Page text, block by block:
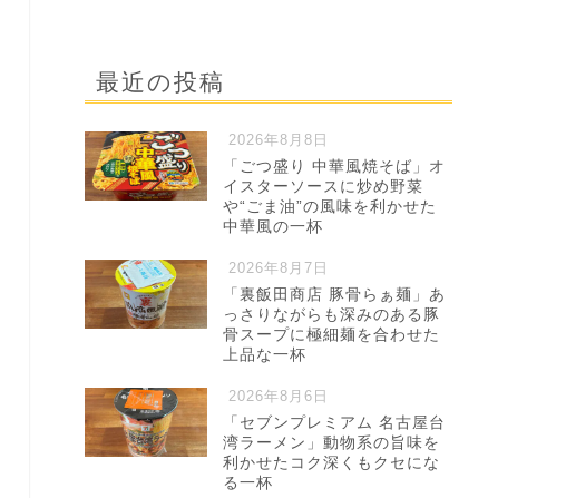
最近の投稿
2026年8月8日
「ごつ盛り 中華風焼そば」オ
イスターソースに炒め野菜
や“ごま油”の風味を利かせた
中華風の一杯
2026年8月7日
「裏飯田商店 豚骨らぁ麺」あ
っさりながらも深みのある豚
骨スープに極細麺を合わせた
上品な一杯
2026年8月6日
「セブンプレミアム 名古屋台
湾ラーメン」動物系の旨味を
利かせたコク深くもクセにな
る一杯